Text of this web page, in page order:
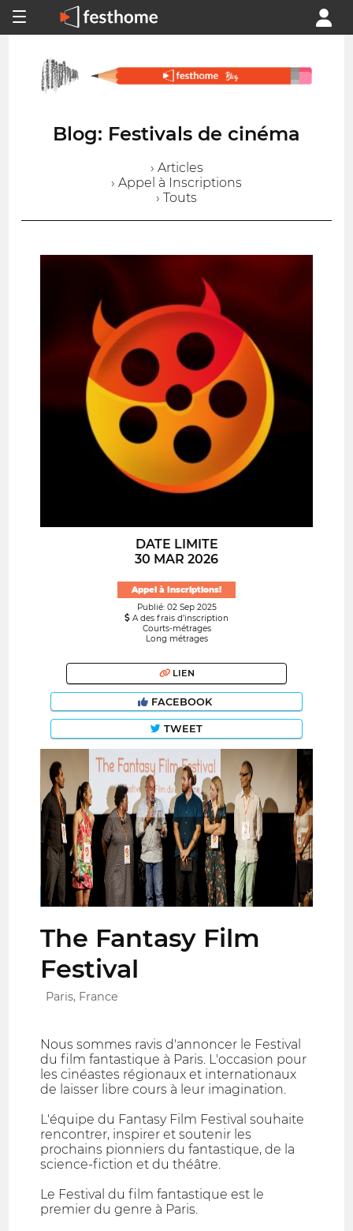
Blog: Festivals de cinéma
› Articles
› Appel à Inscriptions
› Touts
DATE LIMITE
30 MAR 2026
Appel à Inscriptions!
Publié: 02 Sep 2025
A des frais d’inscription
Courts-métrages
Long métrages
LIEN
FACEBOOK
TWEET
The Fantasy Film
Festival
Paris, France
Nous sommes ravis d'annoncer le Festival
du film fantastique à Paris. L'occasion pour
les cinéastes régionaux et internationaux
de laisser libre cours à leur imagination.
L'équipe du Fantasy Film Festival souhaite
rencontrer, inspirer et soutenir les
prochains pionniers du fantastique, de la
science-fiction et du théâtre.
Le Festival du film fantastique est le
premier du genre à Paris.